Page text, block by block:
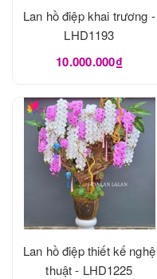
Lan hồ điệp khai trương -
LHD1193
10.000.000₫
Lan hồ điệp thiết kế nghệ
thuật - LHD1225